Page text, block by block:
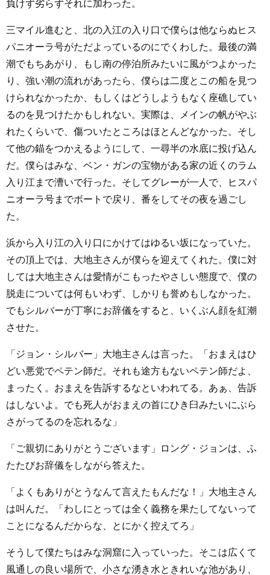
負けず劣らずそれに加わった。
三マイル進むと、北の入江の入り口で僕らは他ならぬヒス
パニオーラ号がただよっているのにでくわした。最後の満
潮でもちあがり、もし南の停泊所みたいに風がつよかった
り、強い潮の流れがあったら、僕らは二度とこの船を見つ
けられなかったか、もしくはどうしようもなく座礁してい
るのを見つけたかもしれない。実際は、メインの帆がやぶ
れたくらいで、傷ついたところはほとんどなかった。そし
て他の錨をつかえるようにして、一尋半の水底に投げ込ん
だ。僕らはみな、ベン・ガンの宝物がある家の近くのラム
入り江まで漕いで行った。そしてグレーが一人で、ヒスパ
ニオーラ号までボートで戻り、番をしてその夜を過ごし
た。
浜から入り江の入り口にかけてはゆるい坂になっていた。
その頂上では、大地主さんが僕らを迎えてくれた。僕に対
しては大地主さんは愛情がこもったやさしい態度で、僕の
脱走については何もいわず、しかりも誉めもしなかった。
でもシルバーが丁寧にお辞儀をすると、いくぶん顔を紅潮
させた。
「ジョン・シルバー」大地主さんは言った。「おまえはひ
どい悪党でペテン師だ。それも途方もないペテン師だよ、
まったく。おまえを告訴するなといわれてる。あぁ、告訴
はしないよ。でも死人がおまえの首にひき臼みたいにぶら
さがってるのを忘れるな」
「ご親切にありがとうございます」ロング・ジョンは、ふ
たたびお辞儀をしながら答えた。
「よくもありがとうなんて言えたもんだな！」大地主さん
は叫んだ。「わしにとっては全く義務を果たしてないって
ことになるんだからな、とにかく控えてろ」
そうして僕たちはみな洞窟に入っていった。そこは広くて
風通しの良い場所で、小さな湧き水ときれいな池があり、